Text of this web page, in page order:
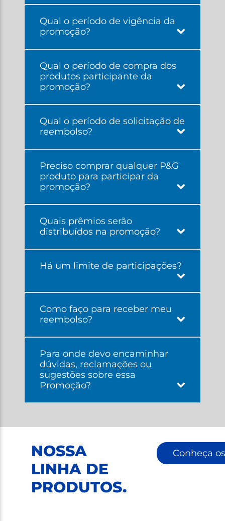
Qual o período de vigência da
promoção?
Qual o período de compra dos
produtos participante da
promoção?
Qual o período de solicitação de
reembolso?
Preciso comprar qualquer P&G
produto para participar da
promoção?
Quais prêmios serão
distribuídos na promoção?
Há um limite de participações?
Como faço para receber meu
reembolso?
Para onde devo encaminhar
dúvidas, reclamações ou
sugestões sobre essa
Promoção?
NOSSA
LINHA DE
PRODUTOS.
Conheça